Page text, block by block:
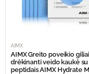
AIMX
AIMX Greito poveikio giliai
drėkinanti veido kaukė su
peptidais AIMX Hydrate